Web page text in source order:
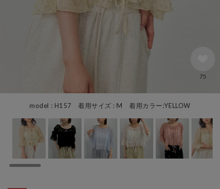
model : H157 着用サイズ : M 着用カラー:YELLOW
75